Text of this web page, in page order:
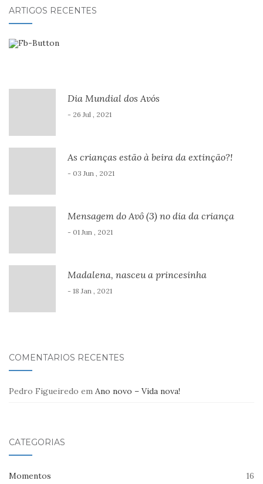
ARTIGOS RECENTES
Dia Mundial dos Avós
- 26 Jul , 2021
As crianças estão à beira da extinção?!
- 03 Jun , 2021
Mensagem do Avô (3) no dia da criança
- 01 Jun , 2021
Madalena, nasceu a princesinha
- 18 Jan , 2021
COMENTÁRIOS RECENTES
Pedro Figueiredo em Ano novo – Vida nova!
CATEGORIAS
Momentos 16